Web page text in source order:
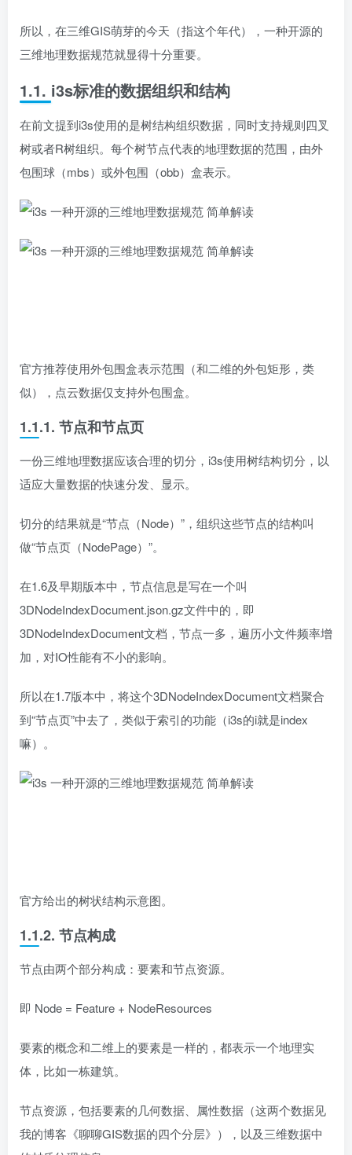
所以，在三维GIS萌芽的今天（指这个年代），一种开源的
三维地理数据规范就显得十分重要。
1.1. i3s标准的数据组织和结构
在前文提到i3s使用的是树结构组织数据，同时支持规则四叉
树或者R树组织。每个树节点代表的地理数据的范围，由外
包围球（mbs）或外包围（obb）盒表示。
官方推荐使用外包围盒表示范围（和二维的外包矩形，类
似），点云数据仅支持外包围盒。
1.1.1. 节点和节点页
一份三维地理数据应该合理的切分，i3s使用树结构切分，以
适应大量数据的快速分发、显示。
切分的结果就是“节点（Node）”，组织这些节点的结构叫
做“节点页（NodePage）”。
在1.6及早期版本中，节点信息是写在一个叫
3DNodeIndexDocument.json.gz文件中的，即
3DNodeIndexDocument文档，节点一多，遍历小文件频率增
加，对IO性能有不小的影响。
所以在1.7版本中，将这个3DNodeIndexDocument文档聚合
到“节点页”中去了，类似于索引的功能（i3s的i就是index
嘛）。
官方给出的树状结构示意图。
1.1.2. 节点构成
节点由两个部分构成：要素和节点资源。
即 Node = Feature + NodeResources
要素的概念和二维上的要素是一样的，都表示一个地理实
体，比如一栋建筑。
节点资源，包括要素的几何数据、属性数据（这两个数据见
我的博客《聊聊GIS数据的四个分层》），以及三维数据中